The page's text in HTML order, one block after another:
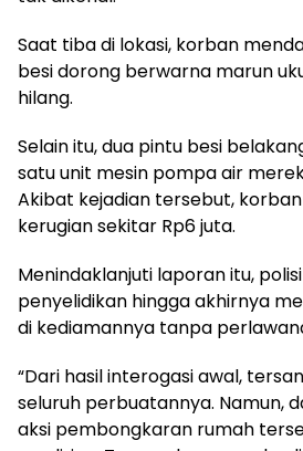
Saat tiba di lokasi, korban
besi dorong berwarna marun
hilang.
Selain itu, dua pintu besi
satu unit mesin pompa air
Akibat kejadian tersebut,
kerugian sekitar Rp6 juta.
Menindaklanjuti laporan itu,
penyelidikan hingga akhirnya
di kediamannya tanpa
“Dari hasil interogasi awal,
seluruh perbuatannya. Namun,
aksi pembongkaran rumah